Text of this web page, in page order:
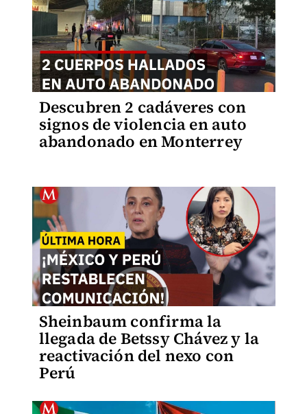
Descubren 2 cadáveres con
signos de violencia en auto
abandonado en Monterrey
Sheinbaum confirma la
llegada de Betssy Chávez y la
reactivación del nexo con
Perú